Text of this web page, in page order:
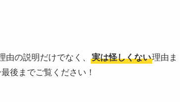
の説明だけでなく、 実は怪しくない理由ま
後までご覧ください！